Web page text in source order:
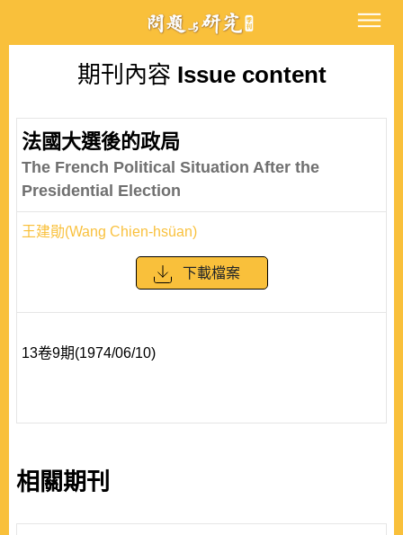
期刊內容 Issue content
法國大選後的政局
The French Political Situation After the
Presidential Election
王建勛(Wang Chien-hsüan)
下載檔案
13卷9期(1974/06/10)
相關期刊